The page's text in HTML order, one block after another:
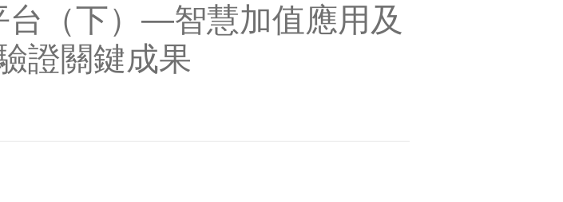
（下）—智慧加值應用及
證關鍵成果